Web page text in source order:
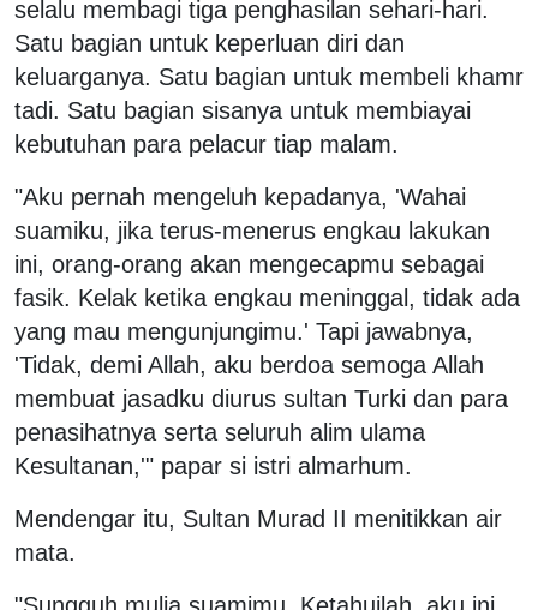
selalu membagi tiga penghasilan sehari-hari.
Satu bagian untuk keperluan diri dan
keluarganya. Satu bagian untuk membeli khamr
tadi. Satu bagian sisanya untuk membiayai
kebutuhan para pelacur tiap malam.
"Aku pernah mengeluh kepadanya, 'Wahai
suamiku, jika terus-menerus engkau lakukan
ini, orang-orang akan mengecapmu sebagai
fasik. Kelak ketika engkau meninggal, tidak ada
yang mau mengunjungimu.' Tapi jawabnya,
'Tidak, demi Allah, aku berdoa semoga Allah
membuat jasadku diurus sultan Turki dan para
penasihatnya serta seluruh alim ulama
Kesultanan,'" papar si istri almarhum.
Mendengar itu, Sultan Murad II menitikkan air
mata.